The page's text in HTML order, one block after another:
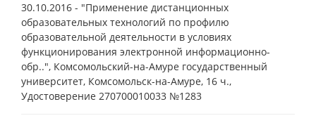
30.10.2016 - "Применение дистанционных
образовательных технологий по профилю
образовательной деятельности в условиях
функционирования электронной информационно-
обр..", Комсомольский-на-Амуре государственный
университет, Комсомольск-на-Амуре, 16 ч.,
Удостоверение 270700010033 №1283